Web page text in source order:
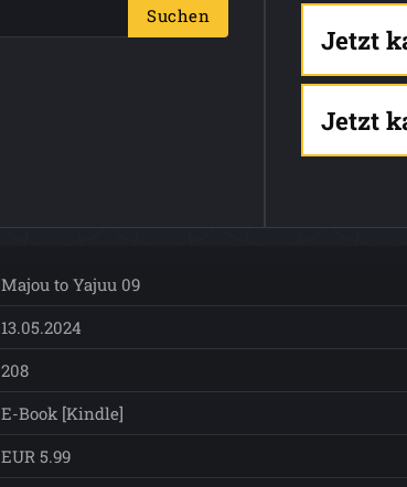
Suchen
Jetzt
Jetzt
Majou to Yajuu 09
13.05.2024
208
E-Book [Kindle]
EUR 5.99